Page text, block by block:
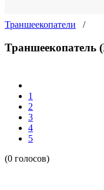
Траншеекопатели /
Траншеекопатель
1
2
3
4
5
(0 голосов)